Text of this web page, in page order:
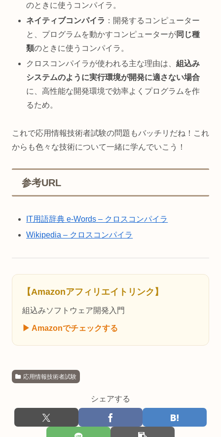
のときに使うコンパイラ。
ネイティブコンパイラ ：開発するコンピューター
と、プログラムを動かすコンピューターが同じ種
類のときに使うコンパイラ。
クロスコンパイラが使われる主な理由は、組込み
システムのように実行環境が開発に適さない場合
に、高性能な開発環境で効率よくプログラムを作
るため。
これで応用情報技術者試験の問題もバッチリだね！これ
からも色々な技術について一緒に学んでいこう！
参考URL
IT用語辞典 e-Words – クロスコンパイラ
Wikipedia – クロスコンパイラ
【Amazonアフィリエイトリンク】
組込みソフトウェア開発入門
▶ Amazonでチェックする
応用情報技術者試験
シェアする